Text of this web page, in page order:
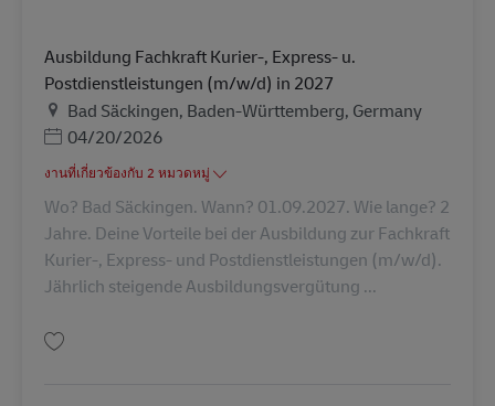
Ausbildung Fachkraft Kurier-, Express- u.
Postdienstleistungen (m/w/d) in 2027
สถานที่
Bad Säckingen, Baden-Württemberg, Germany
Posted Date
04/20/2026
งานที่เกี่ยวข้องกับ 2 หมวดหมู่
Wo? Bad Säckingen. Wann? 01.09.2027. Wie lange? 2
Jahre. Deine Vorteile bei der Ausbildung zur Fachkraft
Kurier-, Express- und Postdienstleistungen (m/w/d).
Jährlich steigende Ausbildungsvergütung ...